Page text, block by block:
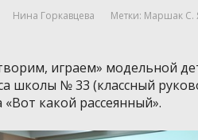
Нина Горкавцева Метки: Маршак С.
играем» модельной
школы № 33 (классный
какой рассеянный».